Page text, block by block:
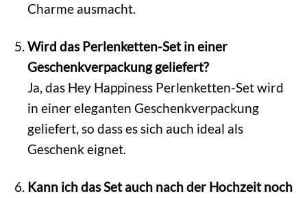
Charme ausmacht.
Wird das Perlenketten-Set in einer
Geschenkverpackung geliefert?
Ja, das Hey Happiness Perlenketten-Set wird
in einer eleganten Geschenkverpackung
geliefert, so dass es sich auch ideal als
Geschenk eignet.
Kann ich das Set auch nach der Hochzeit noch